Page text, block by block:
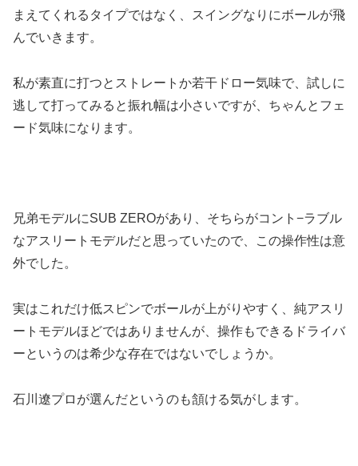
まえてくれるタイプではなく、スイングなりにボールが飛
んでいきます。
私が素直に打つとストレートか若干ドロー気味で、試しに
逃して打ってみると振れ幅は小さいですが、ちゃんとフェ
ード気味になります。
兄弟モデルにSUB ZEROがあり、そちらがコント−ラブル
なアスリートモデルだと思っていたので、この操作性は意
外でした。
実はこれだけ低スピンでボールが上がりやすく、純アスリ
ートモデルほどではありませんが、操作もできるドライバ
ーというのは希少な存在ではないでしょうか。
石川遼プロが選んだというのも頷ける気がします。